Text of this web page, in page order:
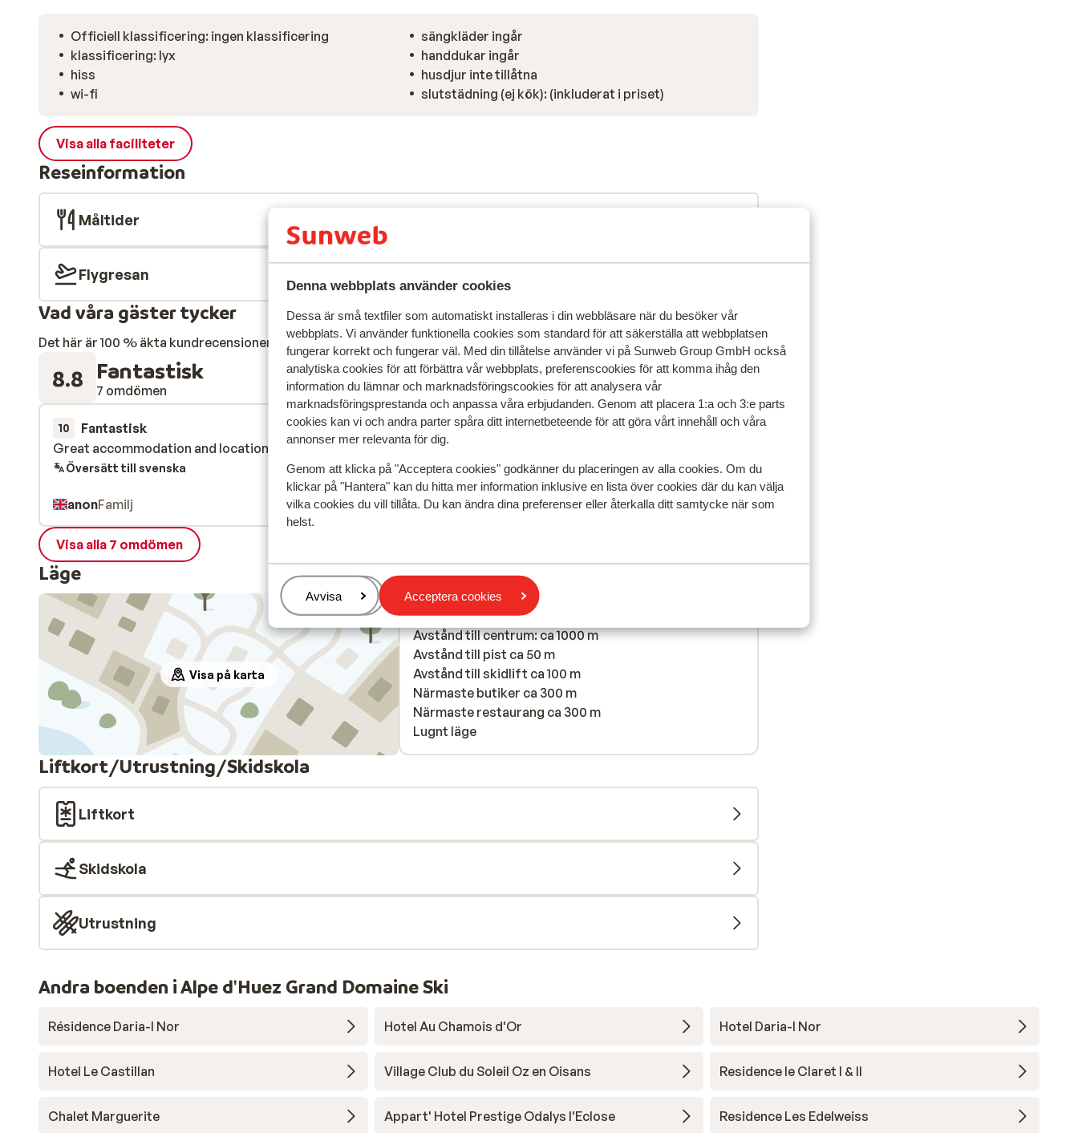
Denna webbplats använder cookies
Dessa är små textfiler som automatiskt installeras i din webbläsare när du besöker vår
webbplats. Vi använder funktionella cookies som standard för att säkerställa att webbplatsen
fungerar korrekt och fungerar väl. Med din tillåtelse använder vi på Sunweb Group GmbH också
analytiska cookies för att förbättra vår webbplats, preferenscookies för att komma ihåg den
information du lämnar och marknadsföringscookies för att analysera vår
marknadsföringsprestanda och anpassa våra erbjudanden. Genom att placera 1:a och 3:e parts
cookies kan vi och andra parter spåra ditt internetbeteende för att göra vårt innehåll och våra
annonser mer relevanta för dig.
Genom att klicka på "Acceptera cookies" godkänner du placeringen av alla cookies. Om du
klickar på "Hantera" kan du hitta mer information inklusive en lista över cookies där du kan välja
vilka cookies du vill tillåta. Du kan ändra dina preferenser eller återkalla ditt samtycke när som
helst.
Hantera
Avvisa Acceptera cookies
Officiell klassificering: ingen klassificering
klassificering: lyx
hiss
wi-fi
sängkläder ingår
handdukar ingår
husdjur inte tillåtna
slutstädning (ej kök): (inkluderat i priset)
Visa alla faciliteter
Reseinformation
Måltider
Flygresan
Vad våra gäster tycker
Det här är 100 % äkta kundrecensioner som verkligen speglar deras upplevelser av vår produkt.Mer om recensioner
8.8 Fantastisk
7 omdömen Mest bokad av grupp
10 Fantastisk
29 mars 2026
Great accommodation and location
Great accommodation and location
Översätt till svenska
anonFamilj
8.6 Fantastisk
14 mars 2026
No 24/7 hour check in for hotel no communication /
confirmation from them since checking out
No 24/7 hour check in for hotel no communication /
confirmation from them since checking out
Översätt till svenska
AnonymGrupp
Visa alla 7 omdömen
Läge
Visa på karta
I området
Avstånd till centrum: ca 1000 m
Avstånd till pist ca 50 m
Avstånd till skidlift ca 100 m
Närmaste butiker ca 300 m
Närmaste restaurang ca 300 m
Lugnt läge
Liftkort/Utrustning/Skidskola
Liftkort
Skidskola
Utrustning
Andra boenden i Alpe d'Huez Grand Domaine Ski
Résidence Daria-I Nor Hotel Au Chamois d'Or Hotel Daria-I Nor
Hotel Le Castillan Village Club du Soleil Oz en Oisans Residence le Claret I & II
Chalet Marguerite Appart' Hotel Prestige Odalys l'Eclose Residence Les Edelweiss